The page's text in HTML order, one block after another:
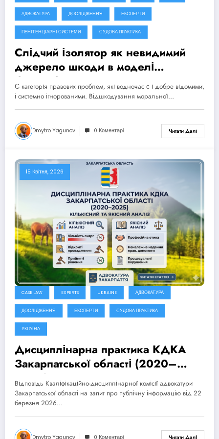
АДВОКАТУРА ДОСЛІДЖЕННЯ ЕКСПЕРТИ
ПЕНІТЕНЦІАРНІ СИСТЕМИ СУДОВА ПРАКТИКА
Cлідчий ізолятор як невидимий
джерело шкоди в моделі
безособової відповідальності
держави
Є категорія правових проблем, які водночас є і добре відомими,
і системно ігнорованими. Відшкодування моральної…
Dmytro Yagunov 0 Коментарі Читати Далі
15 Квітня, 2026
CASE LAW EXPERTS UKRAINE АДВОКАТУРА
ДОСЛІДЖЕННЯ ЕКСПЕРТИ СУДОВА ПРАКТИКА
УКРАЇНА
Дисциплінарна практика КДКА
Закарпатської області (2020–
2025): кількісний та якісний
аналіз
Відповідь Кваліфікаційно-дисциплінарної комісії адвокатури
Закарпатської області на запит про публічну інформацію від 22
березня 2026…
Dmytro Yagunov 0 Коментарі Читати Далі